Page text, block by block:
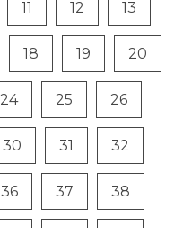
11 12 13
18 19 20
24 25 26
30 31 32
36 37 38